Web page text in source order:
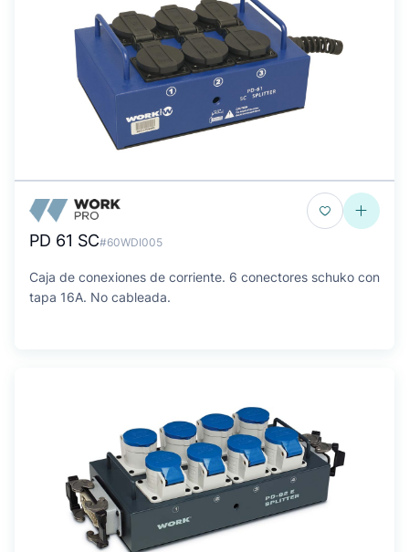
PD 61 SC#60WDI005
Caja de conexiones de corriente. 6 conectores schuko con
tapa 16A. No cableada.